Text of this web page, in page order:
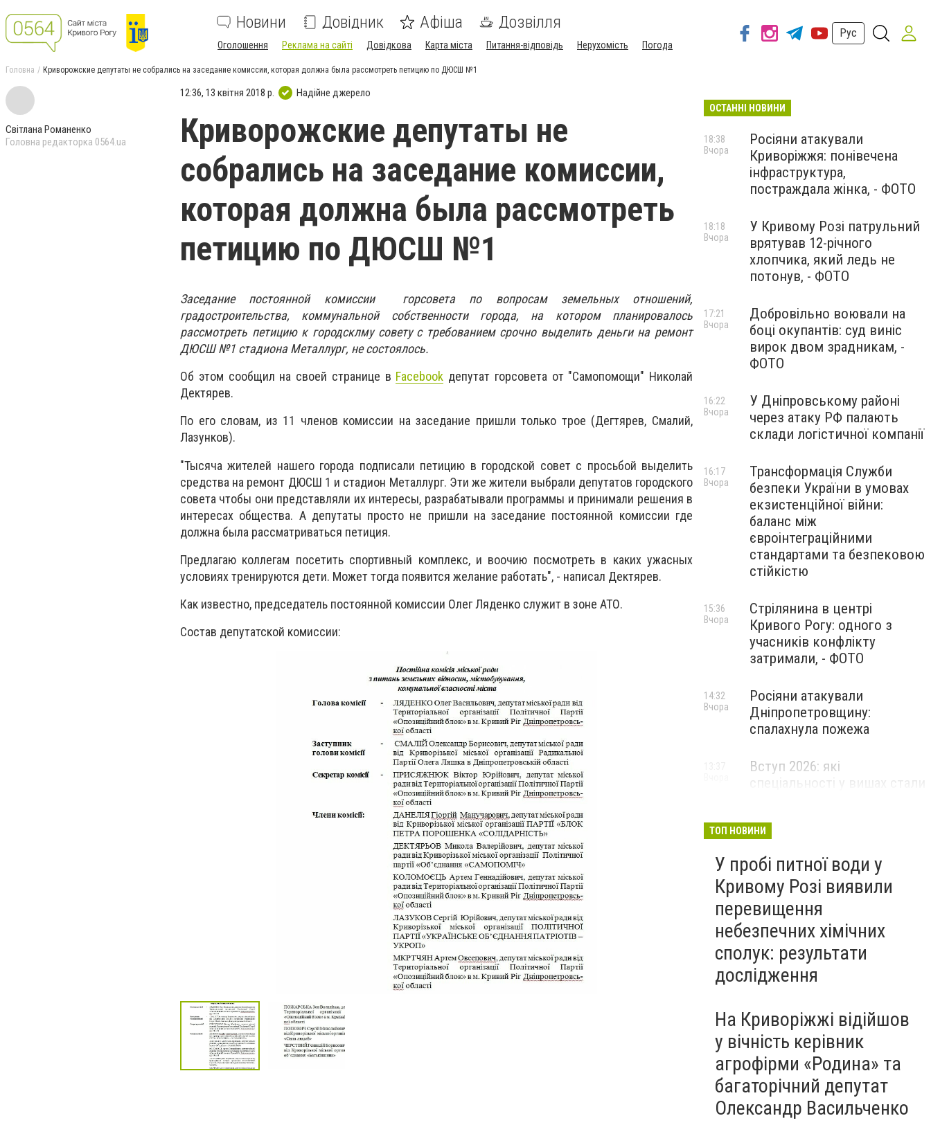
Новини Довідник Афіша Дозвілля
Оголошення Реклама на сайті Довідкова Карта міста Питання-відповідь Нерухомість Погода
Рус
Головна Криворожские депутаты не собрались на заседание комиссии, которая должна была рассмотреть петицию по ДЮСШ №1
Світлана Романенко
Головна редакторка 0564.ua
12:36, 13 квітня 2018 р. Надійне джерело
Криворожские депутаты не
собрались на заседание комиссии,
которая должна была рассмотреть
петицию по ДЮСШ №1
Заседание постоянной комиссии горсовета по вопросам земельных отношений,
градостроительства, коммунальной собственности города, на котором планировалось
рассмотреть петицию к городсклму совету с требованием срочно выделить деньги на ремонт
ДЮСШ №1 стадиона Металлург, не состоялось.
Об этом сообщил на своей странице в Facebook депутат горсовета от "Самопомощи" Николай
Дектярев.
По его словам, из 11 членов комиссии на заседание пришли только трое (Дегтярев, Смалий,
Лазунков).
"Тысяча жителей нашего города подписали петицию в городской совет с просьбой выделить
средства на ремонт ДЮСШ 1 и стадион Металлург. Эти же жители выбрали депутатов городского
совета чтобы они представляли их интересы, разрабатывали программы и принимали решения в
интересах общества. А депутаты просто не пришли на заседание постоянной комиссии где
должна была рассматриваться петиция.
Предлагаю коллегам посетить спортивный комплекс, и воочию посмотреть в каких ужасных
условиях тренируются дети. Может тогда появится желание работать", - написал Дектярев.
Как известно, председатель постоянной комиссии Олег Ляденко служит в зоне АТО.
Состав депутатской комиссии:
ОСТАННІ НОВИНИ
Росіяни атакували
Криворіжжя: понівечена
інфраструктура,
постраждала жінка, - ФОТО
18:38
Вчора
У Кривому Розі патрульний
врятував 12-річного
хлопчика, який ледь не
потонув, - ФОТО
18:18
Вчора
Добровільно воювали на
боці окупантів: суд виніс
вирок двом зрадникам, -
ФОТО
17:21
Вчора
У Дніпровському районі
через атаку РФ палають
склади логістичної компанії
16:22
Вчора
Трансформація Служби
безпеки України в умовах
екзистенційної війни:
баланс між
євроінтеграційними
стандартами та безпековою
стійкістю
16:17
Вчора
Стрілянина в центрі
Кривого Рогу: одного з
учасників конфлікту
затримали, - ФОТО
15:36
Вчора
Росіяни атакували
Дніпропетровщину:
спалахнула пожежа
14:32
Вчора
Вступ 2026: які
ТОП НОВИНИ
У пробі питної води у
Кривому Розі виявили
перевищення
небезпечних хімічних
сполук: результати
дослідження
На Криворіжжі відійшов
у вічність керівник
агрофірми «Родина» та
багаторічний депутат
Олександр Васильченко